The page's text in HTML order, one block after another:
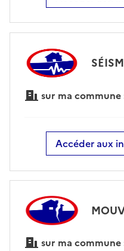
sur ma commune
Accéder aux
sur ma commune